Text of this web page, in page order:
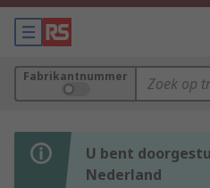
Fabrikantnummer
U bent
Nederland